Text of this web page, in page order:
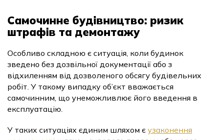
Самочинне будівництво: ризик
штрафів та демонтажу
Особливо складною є ситуація, коли будинок
зведено без дозвільної документації або з
відхиленням від дозволеного обсягу будівельних
робіт. У такому випадку об’єкт вважається
самочинним, що унеможливлює його введення в
експлуатацію.
У таких ситуаціях єдиним шляхом є узаконення